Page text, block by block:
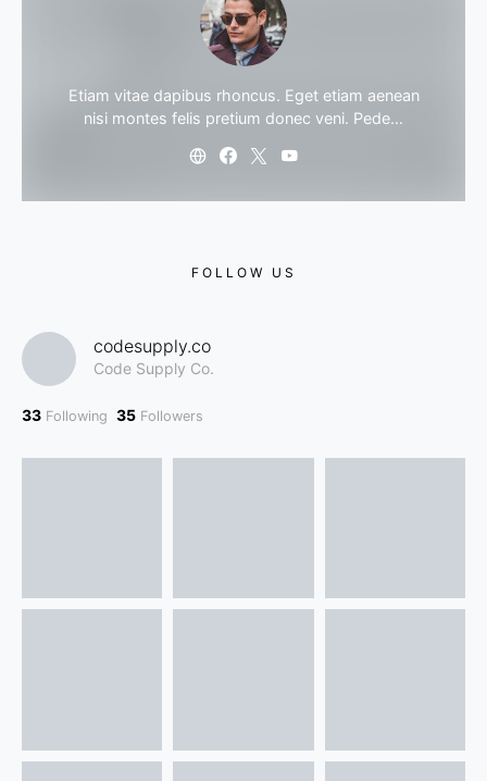
Etiam vitae dapibus rhoncus. Eget etiam aenean
nisi montes felis pretium donec veni. Pede…
FOLLOW US
codesupply.co
Code Supply Co.
33 Following 35 Followers